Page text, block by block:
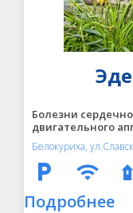
Болезни
двигательного
болезни нервной
заболевания,
обмена веществ,
Белокуриха,
Подробнее